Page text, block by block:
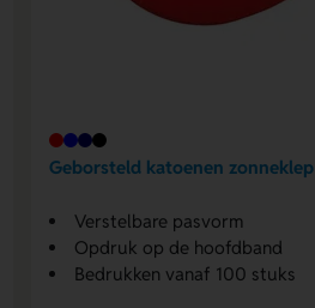
Geborsteld katoenen zonneklep
Verstelbare pasvorm
Opdruk op de hoofdband
Bedrukken vanaf 100 stuks